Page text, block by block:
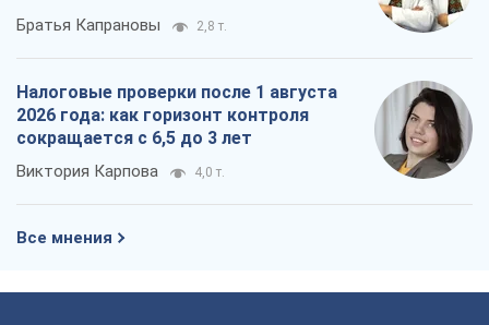
Братья Капрановы 2,8 т.
Налоговые проверки после 1 августа
2026 года: как горизонт контроля
сокращается с 6,5 до 3 лет
Виктория Карпова 4,0 т.
Все мнения